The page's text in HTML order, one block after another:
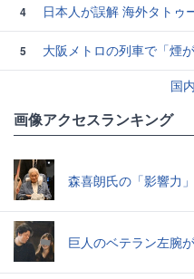
4 日本人が誤解 海外タトゥ
5
大阪メトロの列車で「煙が
国
画像アクセスランキング
森喜朗氏の「影響力
巨人のベテラン左腕